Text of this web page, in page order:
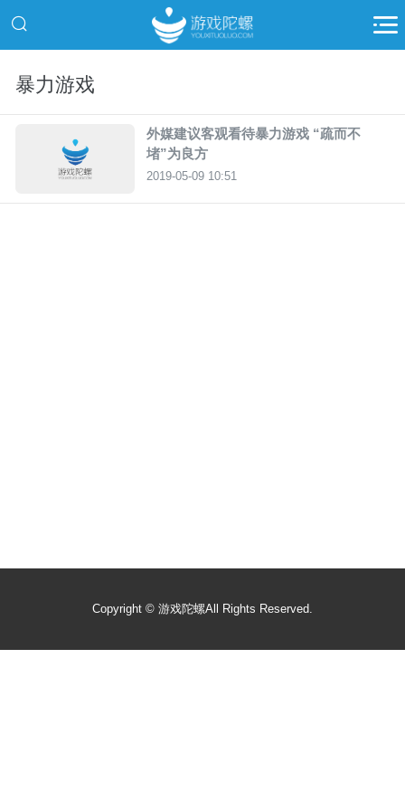
暴力游戏
外媒建议客观看待暴力游戏 “疏而不
堵”为良方
2019-05-09 10:51
Copyright © 游戏陀螺All Rights Reserved.